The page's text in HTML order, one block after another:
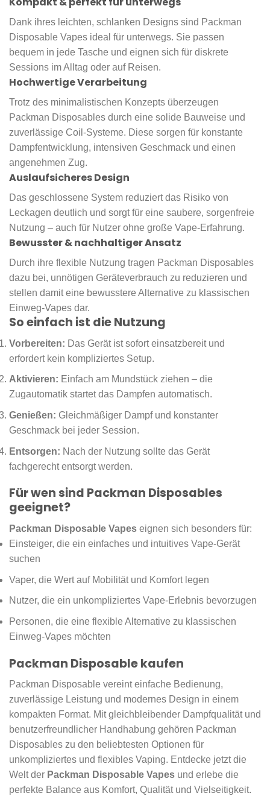
Dank ihres leichten, schlanken Designs sind Packman
Disposable Vapes ideal für unterwegs. Sie passen
bequem in jede Tasche und eignen sich für diskrete
Sessions im Alltag oder auf Reisen.
Hochwertige Verarbeitung
Trotz des minimalistischen Konzepts überzeugen
Packman Disposables durch eine solide Bauweise und
zuverlässige Coil-Systeme. Diese sorgen für konstante
Dampfentwicklung, intensiven Geschmack und einen
angenehmen Zug.
Auslaufsicheres Design
Das geschlossene System reduziert das Risiko von
Leckagen deutlich und sorgt für eine saubere, sorgenfreie
Nutzung – auch für Nutzer ohne große Vape-Erfahrung.
Bewusster & nachhaltiger Ansatz
Durch ihre flexible Nutzung tragen Packman Disposables
dazu bei, unnötigen Geräteverbrauch zu reduzieren und
stellen damit eine bewusstere Alternative zu klassischen
Einweg-Vapes dar.
So einfach ist die Nutzung
Vorbereiten: Das Gerät ist sofort einsatzbereit und
erfordert kein kompliziertes Setup.
Aktivieren: Einfach am Mundstück ziehen – die
Zugautomatik startet das Dampfen automatisch.
Genießen: Gleichmäßiger Dampf und konstanter
Geschmack bei jeder Session.
Entsorgen: Nach der Nutzung sollte das Gerät
fachgerecht entsorgt werden.
Für wen sind Packman Disposables
geeignet?
Packman Disposable Vapes eignen sich besonders für:
Einsteiger, die ein einfaches und intuitives Vape-Gerät
suchen
Vaper, die Wert auf Mobilität und Komfort legen
Nutzer, die ein unkompliziertes Vape-Erlebnis bevorzugen
Personen, die eine flexible Alternative zu klassischen
Einweg-Vapes möchten
Packman Disposable kaufen
Packman Disposable vereint einfache Bedienung,
zuverlässige Leistung und modernes Design in einem
kompakten Format. Mit gleichbleibender Dampfqualität und
benutzerfreundlicher Handhabung gehören Packman
Disposables zu den beliebtesten Optionen für
unkompliziertes und flexibles Vaping. Entdecke jetzt die
Welt der Packman Disposable Vapes und erlebe die
perfekte Balance aus Komfort, Qualität und Vielseitigkeit.